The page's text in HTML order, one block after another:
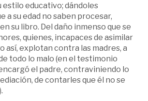
estilo educativo; dándoles
a su edad no saben procesar,
su libro. Del daño inmenso que se
quienes, incapaces de asimilar
así, explotan contra las madres, a
todo lo malo (en el testimonio
el padre, contraviniendo lo
de contarles que él no se